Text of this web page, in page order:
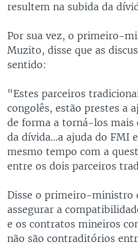
resultem na subida da
Por sua vez, o primeiro-
Muzito, disse que as
sentido:
"Estes parceiros
congolês, estão prestes a
de forma a torná-los mais
da dívida…a ajuda do FMI
mesmo tempo com a
entre os dois parceiros
Disse o primeiro-ministro
assegurar a
e os contratos mineiros
não são contraditórios